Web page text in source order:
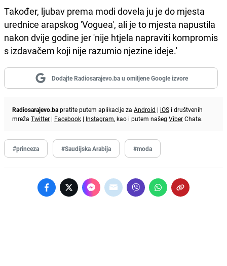
Također, ljubav prema modi dovela ju je do mjesta
urednice arapskog 'Voguea', ali je to mjesta napustila
nakon dvije godine jer 'nije htjela napraviti kompromis
s izdavačem koji nije razumio njezine ideje.'
Dodajte Radiosarajevo.ba u omiljene Google izvore
Radiosarajevo.bapratite putem aplikacije za Android | iOS i društvenih
mreža Twitter | Facebook | Instagram, kao i putem našeg ViberChata.
#princeza #Saudijska Arabija #moda